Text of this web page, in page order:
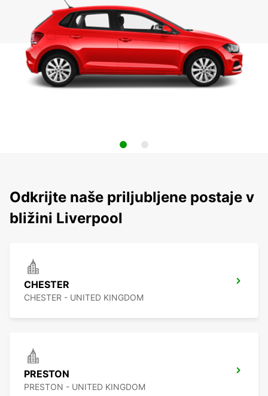
Odkrijte naše priljubljene postaje v
bližini Liverpool
CHESTER
CHESTER - UNITED KINGDOM
PRESTON
PRESTON - UNITED KINGDOM